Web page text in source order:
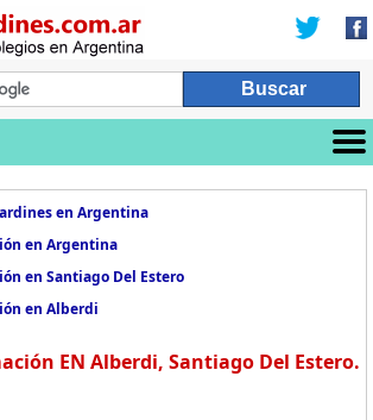
en Argentina
en Argentina
en Santiago Del Estero
en Alberdi
EN Alberdi, Santiago Del Estero.